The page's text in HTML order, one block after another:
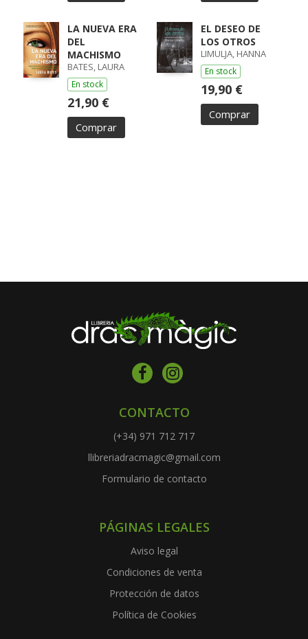
LA NUEVA ERA
DEL
MACHISMO
BATES, LAURA
En stock
21,90 €
Comprar
EL DESEO DE
LOS OTROS
LIMULJA, HANNA
En stock
19,90 €
Comprar
CONTACTO
(+34) 971 712 717
llibreriadracmagic@gmail.com
Formulario de contacto
PÁGINAS LEGALES
Aviso legal
Condiciones de venta
Protección de datos
Política de Cookies